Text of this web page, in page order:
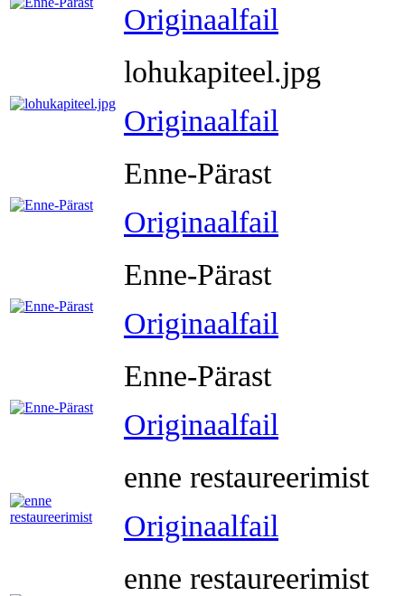
Originaalfail
lohukapiteel.jpg
Originaalfail
Enne-Pärast
Originaalfail
Enne-Pärast
Originaalfail
Enne-Pärast
Originaalfail
enne restaureerimist
Originaalfail
enne restaureerimist